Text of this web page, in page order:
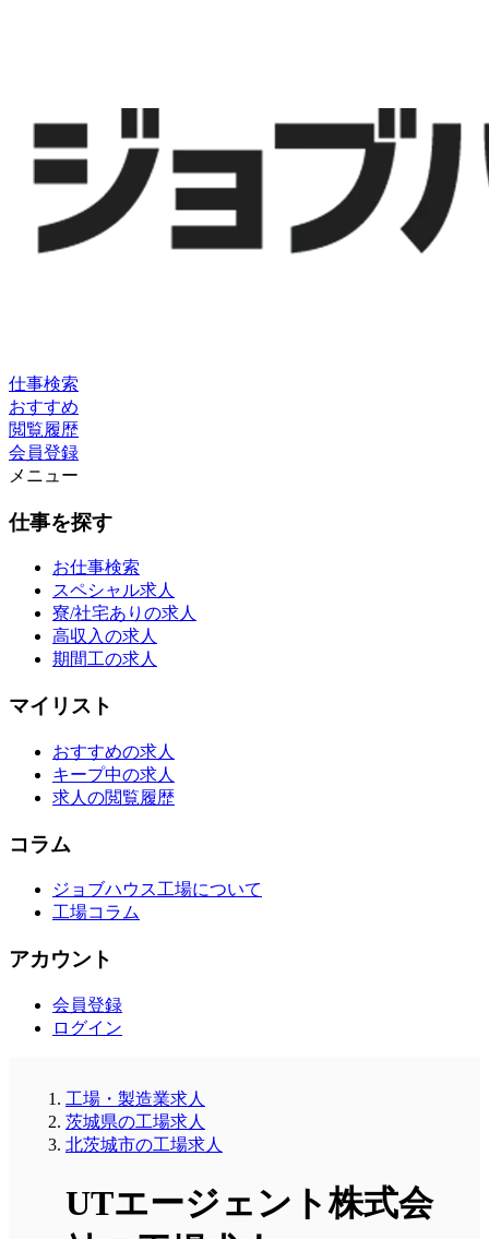
仕事検索
おすすめ
閲覧履歴
会員登録
メニュー
仕事を探す
お仕事検索
スペシャル求人
寮/社宅ありの求人
高収入の求人
期間工の求人
マイリスト
おすすめの求人
キープ中の求人
求人の閲覧履歴
コラム
ジョブハウス工場について
工場コラム
アカウント
会員登録
ログイン
工場・製造業求人
茨城県の工場求人
北茨城市の工場求人
UTエージェント株式会